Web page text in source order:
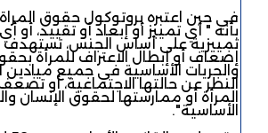
في حين اعتبره بروتوكول حقوق المراة
بأنه " أي تمييز أو إبعاد أو تقييد، أو
تمييزية على أساس الجنس، تستهدف أو
إضعاف أو إبطال الاعتراف للمرأة
والحريات الأساسية في جميع ميادين
النظر عن حالتها الاجتماعية، أو
المرأة أو ممارستها لحقوق الإنسان
الأساسية".